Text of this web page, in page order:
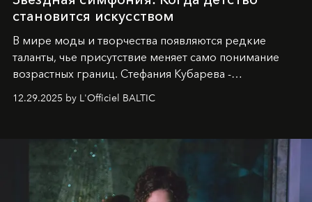
становится искусством
В мире моды и творчества появляются редкие
таланты, чье присутствие меняет само понимание
возрастных границ. Стефания Кубарева -
десятилетняя обладательница невероятной
харизмы, чье имя уже украшает обложки
2025
и LUXIA June 2025, представляет собой
уникальное явление современной культуры.
12.29.2025 by L'Officiel BALTIC